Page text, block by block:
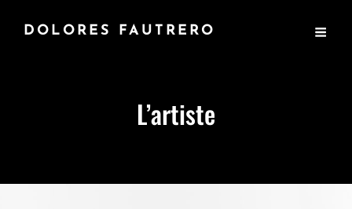
DOLORES FAUTRERO
L’artiste